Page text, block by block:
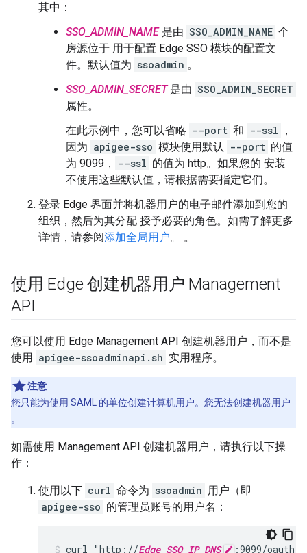
其中：
SSO_ADMIN_NAME是由 SSO_ADMIN_NAME 个
房源位于 用于配置 Edge SSO 模块的配置文
件。默认值为 ssoadmin 。
SSO_ADMIN_SECRET是由 SSO_ADMIN_SECRET
属性。
在此示例中，您可以省略 --port 和 --ssl
，
因为 apigee-sso 模块使用默认 --port 的值
为 9099，
--ssl 的值为 http。如果您的 安装
不使用这些默认值，请根据需要指定它们。
登录 Edge 界面并将机器用户的电子邮件添加到您的
组织，然后为其分配 授予必要的角色。如需了解更多
详情，请参阅添加全局用户。 。
使用 Edge 创建机器用户 Management
API
您可以使用 Edge Management API 创建机器用户，而不是
使用 apigee-ssoadminapi.sh 实用程序。
注意
您只能为使用 SAML 的单位创建计算机用户。您无法创建机器用户
。
如需使用 Management API 创建机器用户，请执行以下操
作：
使用以下 curl 命令为 ssoadmin 用户（即
apigee-sso 的管理员账号的用户名：
curl "http://Edge_SSO_IP_DNS :9099/oauth/